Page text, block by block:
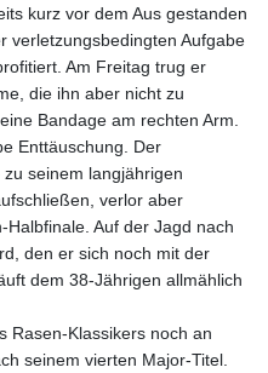
363.096405
20580.370421
3.468234
0.8566
109.992259
1515.115748
142.598215
0.8566
183.583315
182.445186
148.887592
kurz vor dem Aus gestanden
verletzungsbedingten Aufgabe
Am Freitag trug er
die ihn aber nicht zu
Bandage am rechten Arm.
Enttäuschung. Der
seinem langjährigen
verlor aber
Auf der Jagd nach
den er sich noch mit der
dem 38-Jährigen allmählich
Rasen-Klassikers noch an
seinem vierten Major-Titel.